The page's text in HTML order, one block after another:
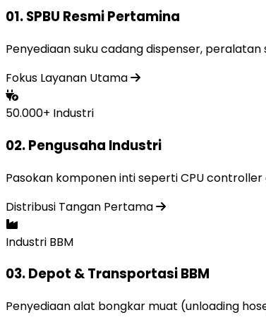
01. SPBU Resmi Pertamina
Penyediaan suku cadang dispenser,
Fokus Layanan Utama
50.000+ Industri
02. Pengusaha Industri
Pasokan komponen inti seperti CPU
Distribusi Tangan Pertama
Industri BBM
03. Depot & Transportasi BBM
Penyediaan alat bongkar muat (unloading